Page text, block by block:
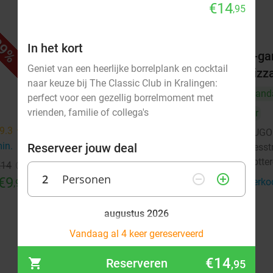
9.3 star
,95
2-gangendiner met onbeperkt
pizza bij SUGO
Vandaag
Morgen
SUGO Pizza Rotterdam Aert van
Rotterdam
Verkocht: 396 Regulier €36,50
€17 ,95
2-
Vr
€14,95
In het kort
Geniet van een heerlijke borrelplank en cocktail
naar keuze bij The Classic Club in Kralingen:
perfect voor een gezellig borrelmoment met
vrienden, familie of collega's
Reserveer jouw deal
2 Personen remove_circle_outline add_circle_outline
augustus 2026
Di Wo Do Vr Za
2
Vandaag al 4 keer gereserveerd
Reserveren €14,95